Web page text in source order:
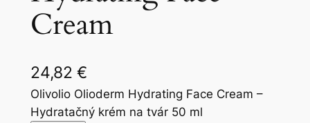
Cream
24,82 €
Olivolio Olioderm Hydrating Face Cream –
Hydratačný krém na tvár 50 ml